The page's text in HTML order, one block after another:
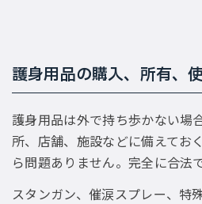
護身用品の購入、所有、
護身用品は外で持ち歩かない場
所、店舗、施設などに備えてお
ら問題ありません。完全に合法で
スタンガン、催涙スプレー、特